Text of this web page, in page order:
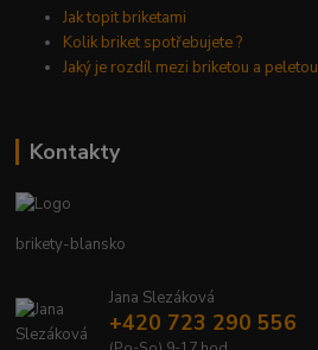
Jak topit briketami
Kolik briket spotřebujete ?
Jaký je rozdíl mezi briketou a peletou
Kontakty
brikety-blansko
Jana Slezáková
+420 723 290 556